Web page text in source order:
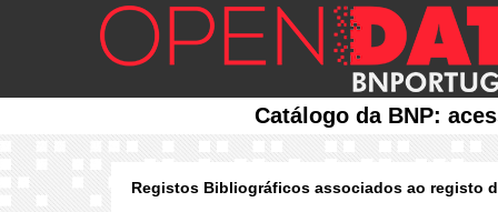
Catálogo da BNP:
Registos Bibliográficos associados ao registo